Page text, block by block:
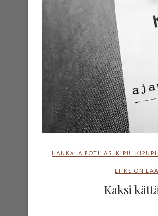
HANKALA POTILAS KIPU
LIIKE ON
Kaksi